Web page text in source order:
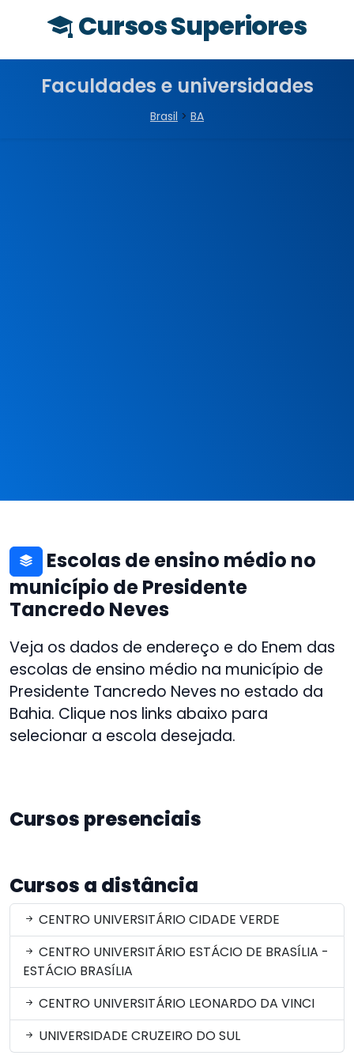
Cursos Superiores
Faculdades e universidades
Brasil > BA
Escolas de ensino médio no
município de Presidente
Tancredo Neves
Veja os dados de endereço e do Enem das
escolas de ensino médio na município de
Presidente Tancredo Neves no estado da
Bahia. Clique nos links abaixo para
selecionar a escola desejada.
Cursos presenciais
Cursos a distância
CENTRO UNIVERSITÁRIO CIDADE VERDE
CENTRO UNIVERSITÁRIO ESTÁCIO DE BRASÍLIA -
ESTÁCIO BRASÍLIA
CENTRO UNIVERSITÁRIO LEONARDO DA VINCI
UNIVERSIDADE CRUZEIRO DO SUL